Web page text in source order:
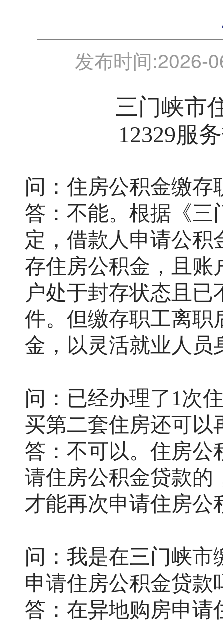
发布时间:2026-
三门峡市
12329服
问：住房公积金缴存
答：不能。根据《三
定，借款人申请公积
存住房公积金，且账
户处于封存状态且
件。但缴存职工离职
金，以灵活就业人员
问：已经办理了1次
买第二套住房还可以
答：不可以。住房公
请住房公积金贷款的
才能再次申请住房公
问：我是在三门峡市
申请住房公积金贷款
答：在异地购房申请